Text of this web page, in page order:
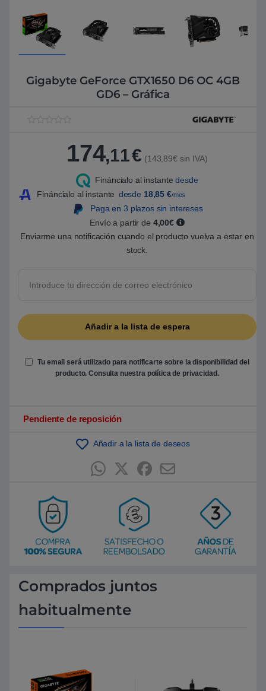
Gigabyte GeForce GTX1650 D6 OC 4GB
GD6 – Gráfica
o
5
s
o
b
a
d
n
u
n
ó
n
174,11€ (143,89€ sin IVA)
Fináncialo al instante desde
Fináncialo al instante desde 18,85 €/mes
Paga en 3 plazos sin intereses
Envío a partir de 4,00€
Enviarme una notificación cuando el producto vuelva a estar en
stock.
Tu email será utilizado para notificarte sobre la disponibilidad del
producto. Consulta nuestra política de privacidad.
Pendiente de reposición
Añadir a la lista de deseos
Comprados juntos
habitualmente